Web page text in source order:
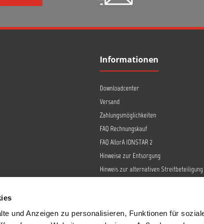
und Anzeigen zu personalisieren, Funktionen für
Informationen
Downloadcenter
Versand
Zahlungsmöglichkeiten
FAQ Rechnungskauf
FAQ AllorA IONSTAR 2
Hinweise zur Entsorgung
Hinweis zur alternativen Streitbeteiligung
Barrierefreiheit